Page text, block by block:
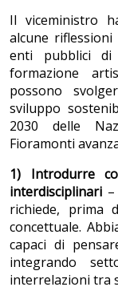
Il viceministro
alcune
enti pubblici di
formazione
possono
sviluppo
2030 delle
Fioramonti
1) Introdurre
interdisciplinari
richiede, prima
concettuale.
capaci di
integrando
interrelazioni tra